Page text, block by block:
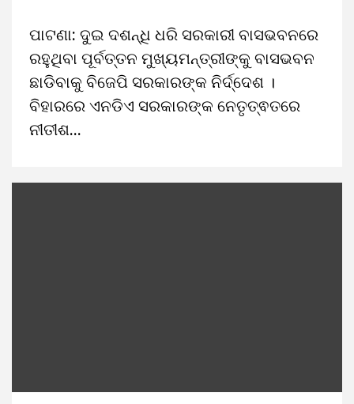
ପାଟଣା: ଦୁଇ ଦଶନ୍ଧି ଧରି ସରକାରୀ ବାସଭବନରେ
ରହୁଥିବା ପୂର୍ବତ୍ତନ ମୁଖ୍ୟମନ୍ତ୍ରୀଙ୍କୁ ବାସଭବନ
ଛାଡିବାକୁ ବିଜେପି ସରକାରଙ୍କ ନିର୍ଦ୍ଦେଶ ।
ବିହାରରେ ଏନଡିଏ ସରକାରଙ୍କ ନେତୃତ୍ଵତରେ
ନୀତୀଶ...